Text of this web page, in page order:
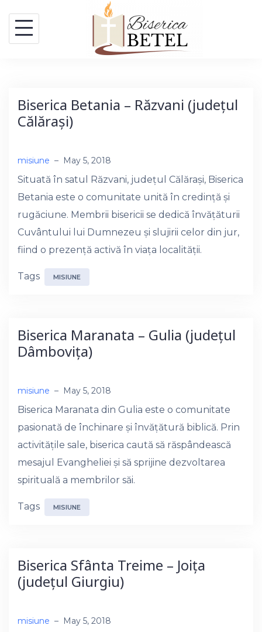
content
Biserica Betania – Răzvani (județul
Călărași)
misiune – May 5, 2018
Situată în satul Răzvani, județul Călărași, Biserica
Betania este o comunitate unită în credință și
rugăciune. Membrii bisericii se dedică învățăturii
Cuvântului lui Dumnezeu și slujirii celor din jur,
fiind o prezență activă în viața localității.
Tags MISIUNE
Biserica Maranata – Gulia (județul
Dâmbovița)
misiune – May 5, 2018
Biserica Maranata din Gulia este o comunitate
pasionată de închinare și învățătură biblică. Prin
activitățile sale, biserica caută să răspândească
mesajul Evangheliei și să sprijine dezvoltarea
spirituală a membrilor săi.
Tags MISIUNE
Biserica Sfânta Treime – Joița
(județul Giurgiu)
misiune – May 5, 2018